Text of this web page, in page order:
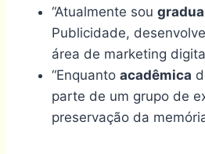
“Atualmente sou
Publicidade,
área de marketing
“Enquanto acadêmica
parte de um grupo de
preservação da